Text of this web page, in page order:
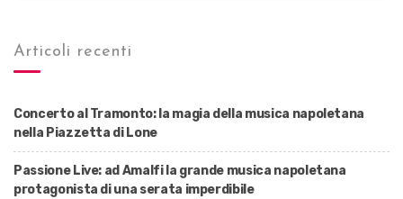
Articoli recenti
Concerto al Tramonto: la magia della musica napoletana
nella Piazzetta di Lone
Passione Live: ad Amalfi la grande musica napoletana
protagonista di una serata imperdibile